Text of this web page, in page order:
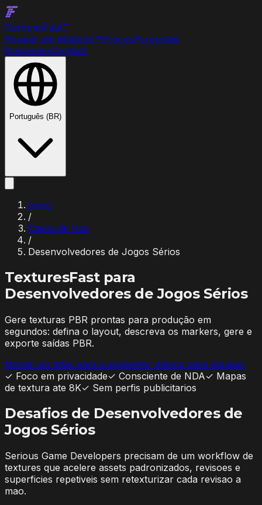
TexturesFast™
Roubar um Material↗ PreçosPerguntas
frequentesContact
Português (BR)
Início
/
Casos de Uso
/
Desenvolvedores de Jogos Sérios
TexturesFast para
Desenvolvedores de Jogos Sérios
Gere texturas PBR prontas para produção em
segundos: defina o layout, descreva os markers, gere e
exporte saídas PBR.
Monte um atlas para a equipeVer planos para equipes
✓ Foco em privacidade✓ Consciente de NDA✓ Mapas
de textura ate 8K✓ Sem perfis publicitarios
Desafios de Desenvolvedores de
Jogos Sérios
Serious Game Developers precisam de um workflow de
textures que acelere assets padronizados, revisoes e
superficies repetiveis sem retexturizar cada revisao a
mao.